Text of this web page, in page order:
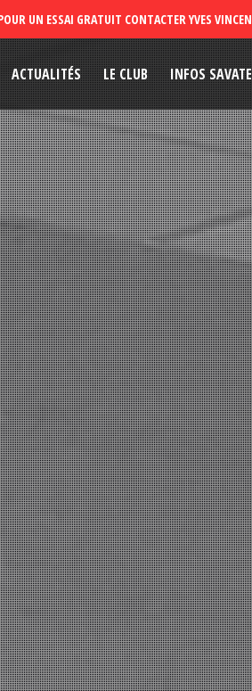
ACTUALITÉS LE CLUB INFOS SAVATE